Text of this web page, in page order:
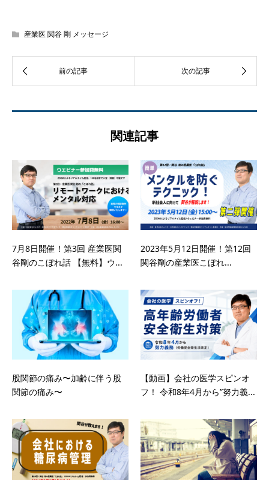
産業医 関谷 剛 メッセージ
関連記事
7月8日開催！第3回 産業医関
谷剛のこぼれ話 【無料】ウ...
2023年5月12日開催！第12回
関谷剛の産業医こぼれ...
股関節の痛み〜加齢に伴う股
関節の痛み〜
【動画】会社の医学スピンオ
フ！ 令和8年4月から”努力義...